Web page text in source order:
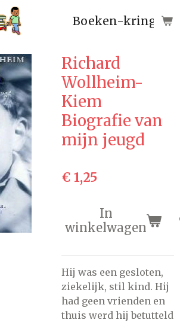
Boeken-
Richard
Wollheim-
Kiem
Biografie van
mijn jeugd
€ 1,25
In
winkelwagen
Hij was een gesloten,
ziekelijk, stil kind. Hij
had geen vrienden en
thuis werd hij betutteld